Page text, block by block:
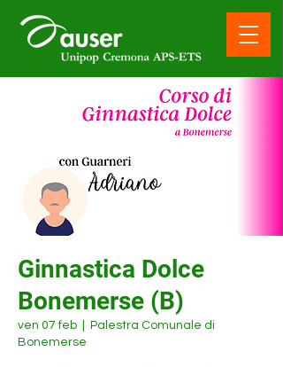
Ginnastica Dolce
Bonemerse (B)
ven 07 feb
Palestra Comunale di
Bonemerse